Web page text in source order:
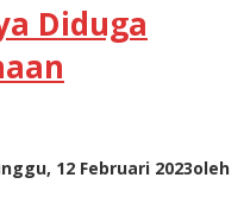
Diduga
12 Februari 2023oleh